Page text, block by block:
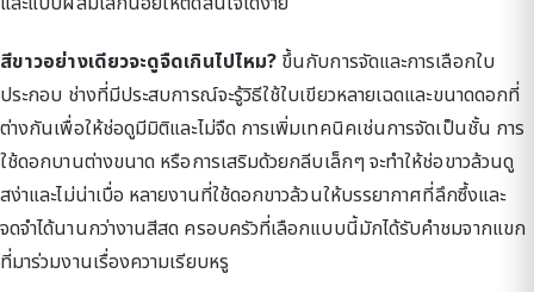
สีขาวอย่างเดียวจะดูจืดเกินไปไหม? ขึ้นกับการจัดและการเลือกใบ
ประกอบ ช่างที่มีประสบการณ์จะรู้วิธีใช้ใบเขียวหลายเฉดและขนาดดอกที่
ต่างกันเพื่อให้ช่อดูมีมิติและไม่จืด การเพิ่มเทคนิคเช่นการจัดเป็นชั้น การ
ใช้ดอกบานต่างขนาด หรือการเสริมด้วยกลีบเล็กๆ จะทำให้ช่อขาวล้วนดู
สง่าและไม่น่าเบื่อ หลายงานที่ใช้ดอกขาวล้วนให้บรรยากาศที่ลึกซึ้งและ
จดจำได้นานกว่างานสีสด ครอบครัวที่เลือกแบบนี้มักได้รับคำชมจากแขก
ที่มาร่วมงานเรื่องความเรียบหรู